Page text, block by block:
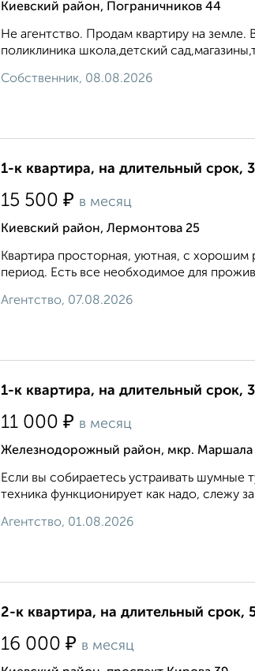
Киевский район, Пограничников 44
Не агентство. Продам квартиру на
поликлиника школа,детский
Собственник, 08.08.2026
1-к квартира, на длительный срок,
15 500 ₽ в месяц
Киевский район, Лермонтова 25
Квартира просторная, уютная, с
период. Есть все необходимое для
Агентство, 07.08.2026
1-к квартира, на длительный срок,
11 000 ₽ в месяц
Железнодорожный район, мкр. Маршала
Если вы собираетесь устраивать шумные
техника функционирует как надо, слежу
Агентство, 01.08.2026
2-к квартира, на длительный срок,
16 000 ₽ в месяц